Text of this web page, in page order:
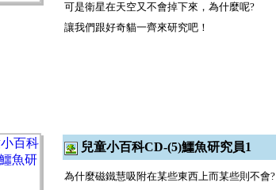
可是衛星在天空又不會掉下來，為什麼呢?
讓我們跟好奇貓一齊來研究吧！
兒童小百科CD-(5)鱷魚研究員1
為什麼磁鐵慧吸附在某些東西上而某些則不會?